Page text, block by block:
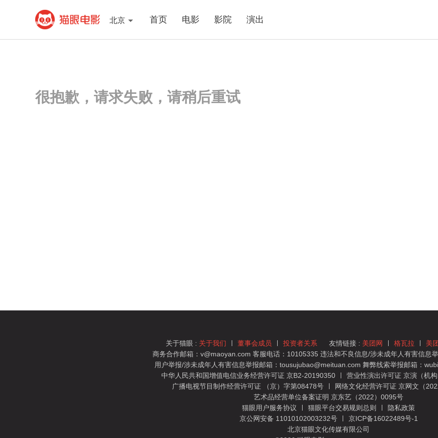
北京 首页 电影 影院 演出
很抱歉，请求失败，请稍后重试
关于猫眼 : 关于我们 董事会成员 投资者关系 友情链接 : 美团网 格瓦拉 美
商务合作邮箱：v@maoyan.com 客服电话：10105335 违法和不良信息/涉未成年人有害信息
用户举报/涉未成年人有害信息举报邮箱：tousujubao@meituan.com 舞弊线索举报邮箱：
中华人民共和国增值电信业务经营许可证 京B2-20190350
营业性演出许可证 京演（机
广播电视节目制作经营许可证 （京）字第08478号
网络文化经营许可证 京网文（
艺术品经营单位备案证明 京东艺（2022）0095号
猫眼用户服务协议
猫眼平台交易规则总则
隐私政策
京公网安备 11010102003232号
京ICP备16022489号-1
北京猫眼文化传媒有限公司